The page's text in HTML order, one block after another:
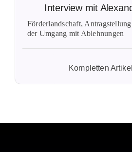
Interview mit
Förderlandschaft,
der Umgang mit Ablehnungen
Kompletten